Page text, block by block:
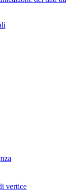
vertice